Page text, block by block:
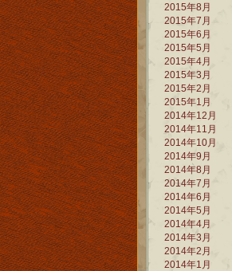
2015年8月
2015年7月
2015年6月
2015年5月
2015年4月
2015年3月
2015年2月
2015年1月
2014年12月
2014年11月
2014年10月
2014年9月
2014年8月
2014年7月
2014年6月
2014年5月
2014年4月
2014年3月
2014年2月
2014年1月